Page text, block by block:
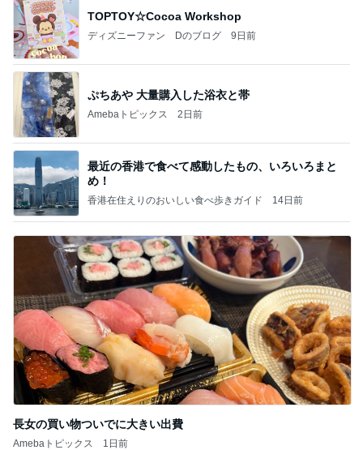
TOPTOY☆Cocoa Workshop
ディズニーファン Dのブログ 9日前
ぷちあや 大量購入した浴衣と帯
Amebaトピックス 2日前
最近の香港で食べて感動したもの、いろいろまと
め！
香港在住えりのおいしい食べ歩きガイド 14日前
長女の買い物ついでに大きい出費
Amebaトピックス 1日前